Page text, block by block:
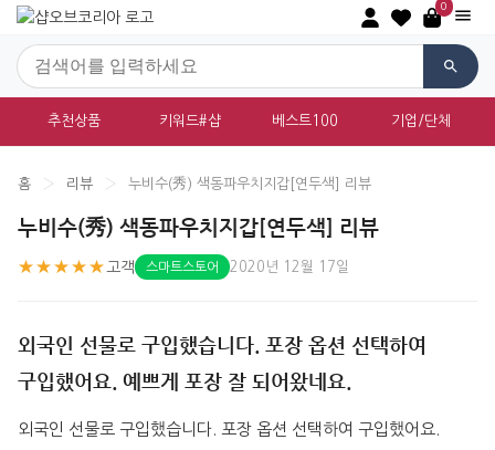
0
추천상품 키워드#샵 베스트100 기업/단체
홈 › 리뷰 › 누비수(秀) 색동파우치지갑[연두색] 리뷰
누비수(秀) 색동파우치지갑[연두색] 리뷰
★★★★★ 고객 스마트스토어 2020년 12월 17일
외국인 선물로 구입했습니다. 포장 옵션 선택하여
구입했어요. 예쁘게 포장 잘 되어왔네요.
외국인 선물로 구입했습니다. 포장 옵션 선택하여 구입했어요.